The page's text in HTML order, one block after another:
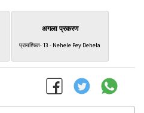
अगला प्रकरण
प्रायश्चित- 13 - Nehele Pey Dehela